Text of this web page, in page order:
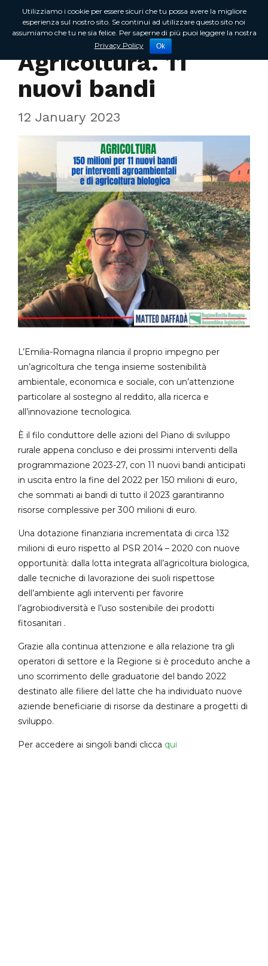
In Regione
Agricoltura. 11
nuovi bandi
12 January 2023
L’Emilia-Romagna rilancia il proprio impegno per
un’agricoltura che tenga insieme sostenibilità
ambientale, economica e sociale, con un’attenzione
particolare al sostegno al reddito, alla ricerca e
all’innovazione tecnologica.
È il filo conduttore delle azioni del Piano di sviluppo
rurale appena concluso e dei prossimi interventi della
programmazione 2023-27, con 11 nuovi bandi anticipati
in uscita entro la fine del 2022 per 150 milioni di euro,
che sommati ai bandi di tutto il 2023 garantiranno
risorse complessive per 300 milioni di euro.
Una dotazione finanziaria incrementata di circa 132
milioni di euro rispetto al PSR 2014 – 2020 con nuove
opportunità: dalla lotta integrata all’agricoltura biologica,
dalle tecniche di lavorazione dei suoli rispettose
dell’ambiente agli interventi per favorire
l’agrobiodiversità e l’uso sostenibile dei prodotti
fitosanitari .
Grazie alla continua attenzione e alla relazione tra gli
operatori di settore e la Regione si è proceduto anche a
uno scorrimento delle graduatorie del bando 2022
destinato alle filiere del latte che ha individuato nuove
aziende beneficiarie di risorse da destinare a progetti di
sviluppo.
Per accedere ai singoli bandi clicca qui
Utilizziamo i cookie per essere sicuri che tu possa avere la migliore
esperienza sul nostro sito. Se continui ad utilizzare questo sito noi
assumiamo che tu ne sia felice. Per saperne di più puoi leggere la nostra
Privacy Policy
Ok